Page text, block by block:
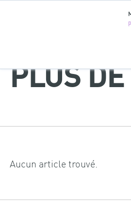
PLUS
Aucun article trouvé.